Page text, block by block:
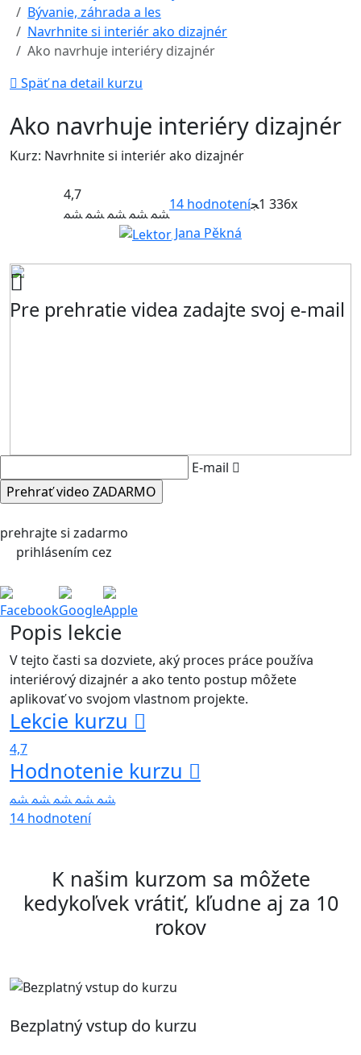
Bývanie, záhrada a les
Navrhnite si interiér ako dizajnér
Ako navrhuje interiéry dizajnér
Späť na detail kurzu
Ako navrhuje interiéry dizajnér
Kurz: Navrhnite si interiér ako dizajnér
4,7
14 hodnotení 1 336x
Jana Pěkná
Pre prehratie videa zadajte svoj e-mail
E-mail
prehrajte si zadarmo
prihlásením cez
FacebookGoogleApple
Popis lekcie
V tejto časti sa dozviete, aký proces práce používa
interiérový dizajnér a ako tento postup môžete
aplikovať vo svojom vlastnom projekte.
Lekcie kurzu
4,7
Hodnotenie kurzu
14 hodnotení
K našim kurzom sa môžete
kedykoľvek vrátiť, kľudne aj za 10
rokov
Bezplatný vstup do kurzu